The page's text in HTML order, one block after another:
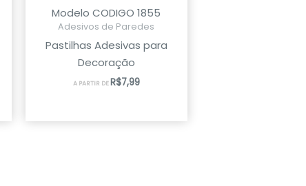
Modelo CODIGO 1855
Adesivos de Paredes
Pastilhas Adesivas para
Decoração
A PARTIR DER$7,99